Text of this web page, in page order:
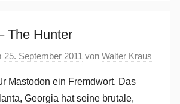
The Hunter
25. September 2011 von Walter Kraus
Mastodon ein Fremdwort. Das
Georgia hat seine brutale,